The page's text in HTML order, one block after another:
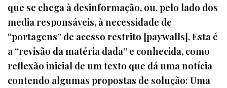
que se chega à desinformação, ou, pelo lado dos
media responsáveis, à necessidade de
“portagens” de acesso restrito [paywalls]. Esta é
a “revisão da matéria dada” e conhecida, como
reflexão inicial de um texto que dá uma notícia
contendo algumas propostas de solução: Uma